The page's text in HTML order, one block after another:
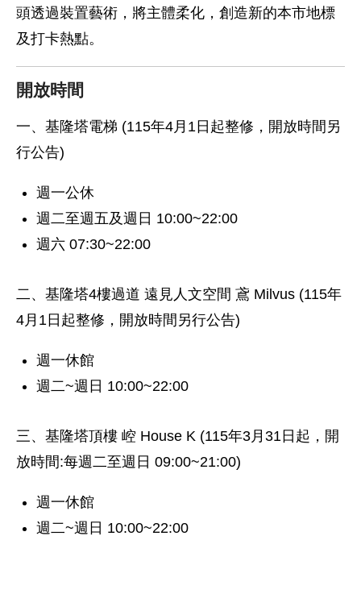
頭透過裝置藝術，將主體柔化，創造新的本市地標
及打卡熱點。
開放時間
一、基隆塔電梯 (115年4月1日起整修，開放時間另
行公告)
週一公休
週二至週五及週日 10:00~22:00
週六 07:30~22:00
二、基隆塔4樓過道 遠見人文空間 鳶 Milvus (115年
4月1日起整修，開放時間另行公告)
週一休館
週二~週日 10:00~22:00
三、基隆塔頂樓 崆 House K (115年3月31日起，開
放時間:每週二至週日 09:00~21:00)
週一休館
週二~週日 10:00~22:00